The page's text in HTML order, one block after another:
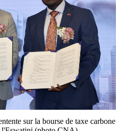
sur la bourse de taxe carbone